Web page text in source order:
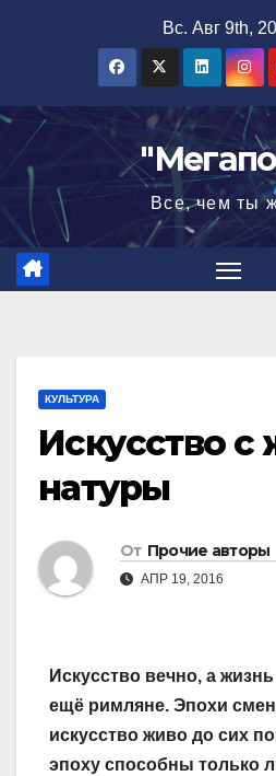
Вс. Авг 9th,
Все, чем ты
КУЛЬТУРА
Искусство с
натуры
От Прочие авторы
АПР 19, 2016
Искусство вечно, а
ещё римляне. Эпохи
искусство живо до сих
эпоху способны только